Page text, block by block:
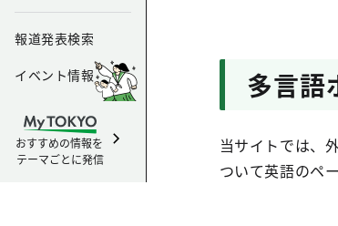
報道発表検索
イベント情報
おすすめの情報を
テーマごとに発信
多言語
当サイトでは、
ついて英語のペ